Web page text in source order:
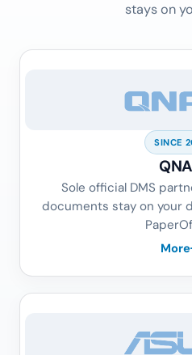
stays on
SINCE
Sole official DMS
documents stay on your
More